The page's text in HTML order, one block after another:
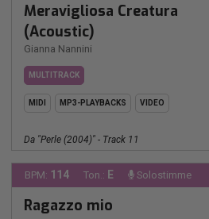
Meravigliosa Creatura
(Acoustic)
Gianna Nannini
MULTITRACK
MIDI MP3-PLAYBACKS VIDEO
Da "Perle (2004)" - Track 11
BPM: 114 Ton.: E Solostimme
Ragazzo mio